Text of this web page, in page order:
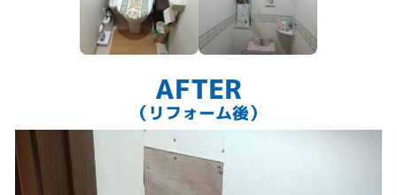
AFTER
（リフォーム後）